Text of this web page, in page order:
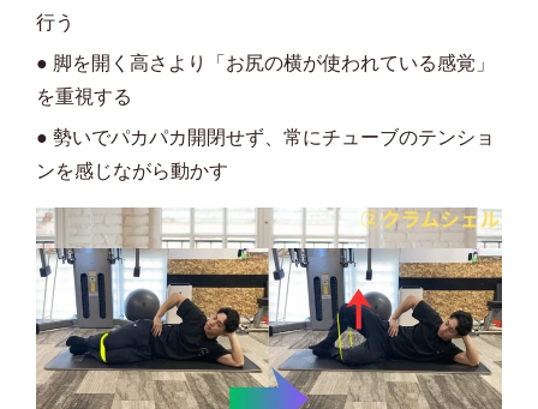
行う
● 脚を開く高さより「お尻の横が使われている感覚」
を重視する
● 勢いでパカパカ開閉せず、常にチューブのテンショ
ンを感じながら動かす